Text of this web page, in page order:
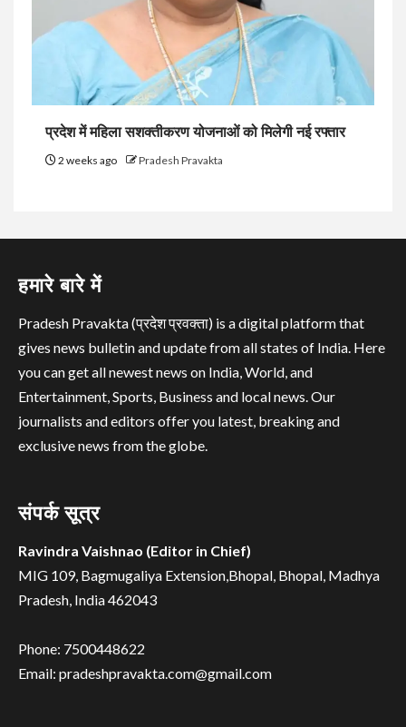
प्रदेश में महिला सशक्तीकरण योजनाओं को मिलेगी नई रफ्तार
2 weeks ago Pradesh Pravakta
हमारे बारे में
Pradesh Pravakta (प्रदेश प्रवक्ता) is a digital platform that
gives news bulletin and update from all states of India. Here
you can get all newest news on India, World, and
Entertainment, Sports, Business and local news. Our
journalists and editors offer you latest, breaking and
exclusive news from the globe.
संपर्क सूत्र
Ravindra Vaishnao (Editor in Chief)
MIG 109, Bagmugaliya Extension,Bhopal, Bhopal, Madhya
Pradesh, India 462043
Phone: 7500448622
Email: pradeshpravakta.com@gmail.com